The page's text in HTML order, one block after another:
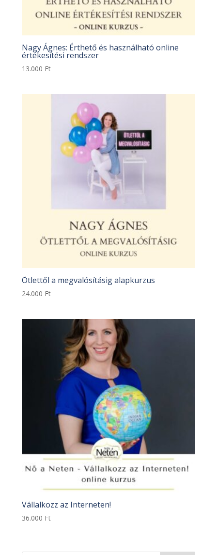
Nagy Ágnes: Érthető és használható online
értékesítési rendszer
13.000 Ft
Ötlettől a megvalósításig alapkurzus
24.000 Ft
Vállalkozz az Interneten!
36.000 Ft